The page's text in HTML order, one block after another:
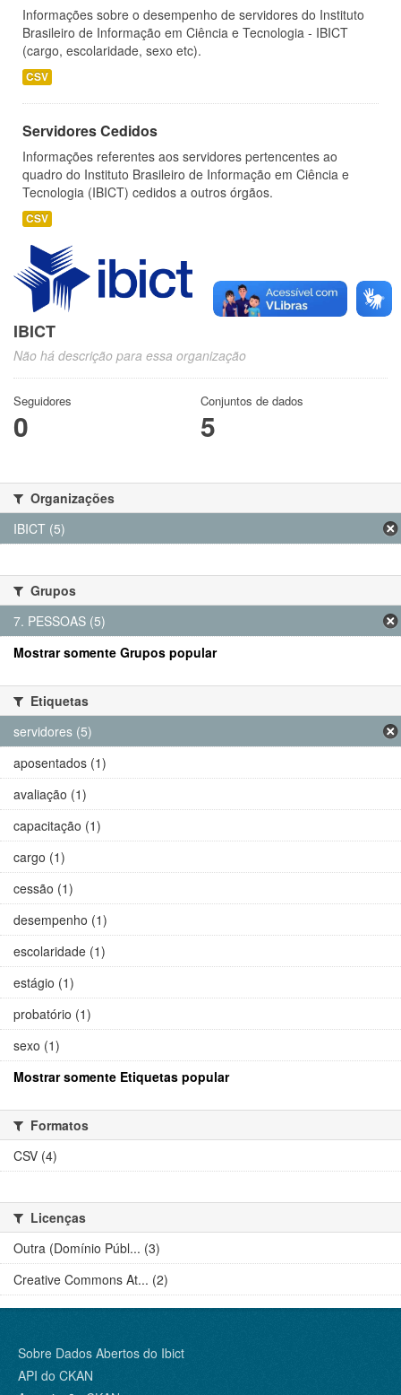
Informações sobre o desempenho de servidores do Instituto
Brasileiro de Informação em Ciência e Tecnologia - IBICT
(cargo, escolaridade, sexo etc).
CSV
Servidores Cedidos
Informações referentes aos servidores pertencentes ao
quadro do Instituto Brasileiro de Informação em Ciência e
Tecnologia (IBICT) cedidos a outros órgãos.
CSV
IBICT
Não há descrição para essa organização
Seguidores
0
Conjuntos de dados
5
Organizações
IBICT (5)
Grupos
7. PESSOAS (5)
Mostrar somente Grupos popular
Etiquetas
servidores (5)
aposentados (1)
avaliação (1)
capacitação (1)
cargo (1)
cessão (1)
desempenho (1)
escolaridade (1)
estágio (1)
probatório (1)
sexo (1)
Mostrar somente Etiquetas popular
Formatos
CSV (4)
Licenças
Outra (Domínio Públ... (3)
Creative Commons At... (2)
Sobre Dados Abertos do Ibict
API do CKAN